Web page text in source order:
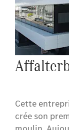
Sport
Sensationnel
6.8 AMG aux